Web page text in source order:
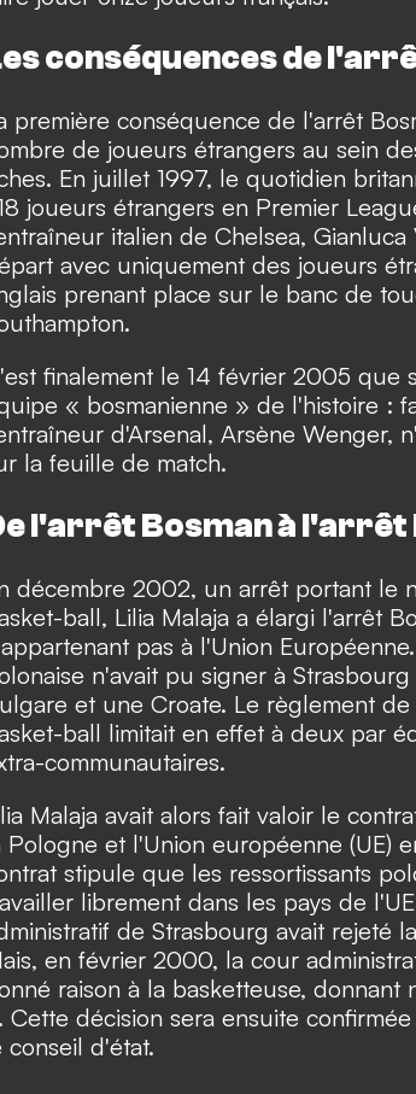
conséquences de
première conséquence de l'arrêt
de joueurs étrangers au sein
En juillet 1997, le quotidien
joueurs étrangers en Premier
italien de Chelsea,
avec uniquement des joueurs
prenant place sur le banc de
finalement le 14 février 2005 que
« bosmanienne » de l'histoire :
d'Arsenal, Arsène Wenger,
la feuille de match.
l'arrêt Bosman à l'arrêt
décembre 2002, un arrêt portant le
ball, Lilia Malaja a élargi l'arrêt
pas à l'Union
n'avait pu signer à
et une Croate. Le règlement
ball limitait en effet à deux par
communautaires.
Malaja avait alors fait valoir le
Pologne et l'Union européenne (UE)
stipule que les ressortissants
librement dans les pays de
de Strasbourg avait rejeté
en février 2000, la cour
raison à la basketteuse, donnant
Cette décision sera ensuite
conseil d'état.